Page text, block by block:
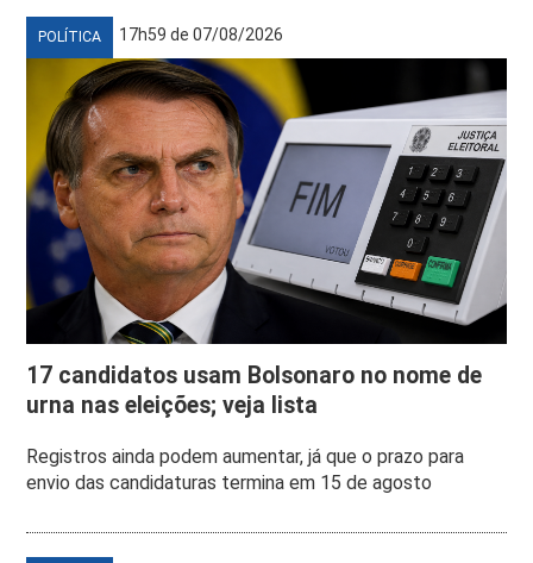
POLÍTICA 17h59 de 07/08/2026
17 candidatos usam Bolsonaro no nome de
urna nas eleições; veja lista
Registros ainda podem aumentar, já que o prazo para
envio das candidaturas termina em 15 de agosto